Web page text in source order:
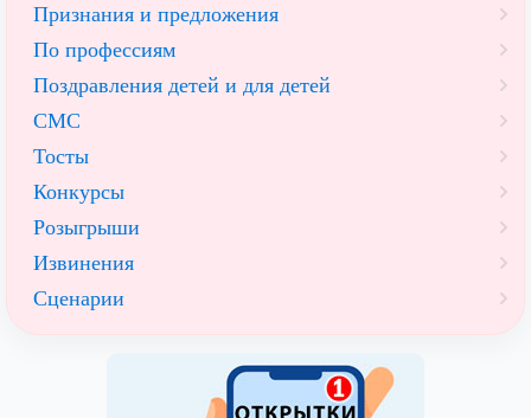
Признания и предложения
По профессиям
Поздравления детей и для детей
СМС
Тосты
Конкурсы
Розыгрыши
Извинения
Сценарии